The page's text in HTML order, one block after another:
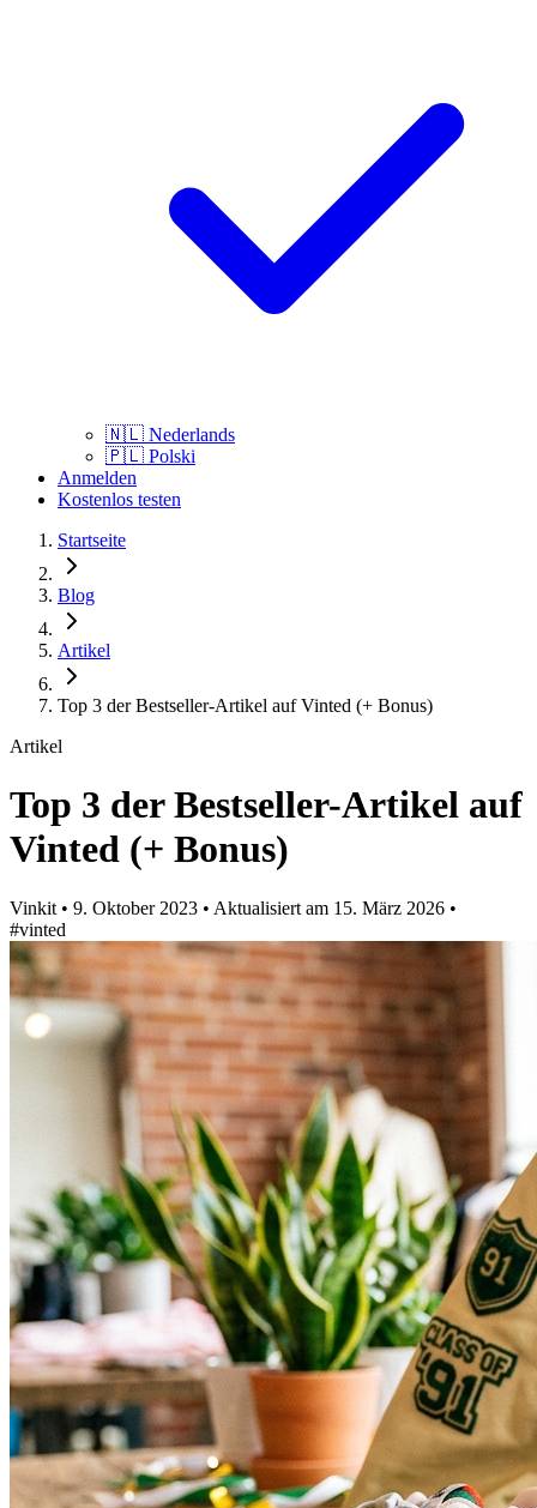
🇳🇱 Nederlands
🇵🇱 Polski
Anmelden
Kostenlos testen
Startseite
Blog
Artikel
Top 3 der Bestseller-Artikel auf Vinted (+ Bonus)
Artikel
Top 3 der Bestseller-Artikel auf
Vinted (+ Bonus)
Vinkit • 9. Oktober 2023 • Aktualisiert am 15. März 2026 •
#vinted